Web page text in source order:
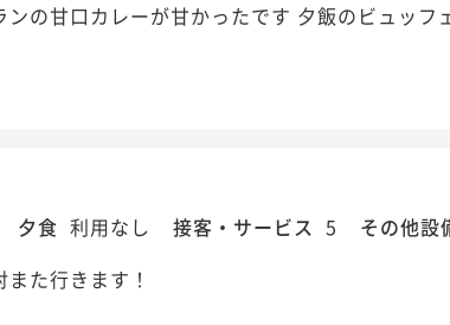
の甘口カレーが甘かったです 夕飯のビュッフ
夕食 利用なし 接客・サービス 5 その他設
た行きます！